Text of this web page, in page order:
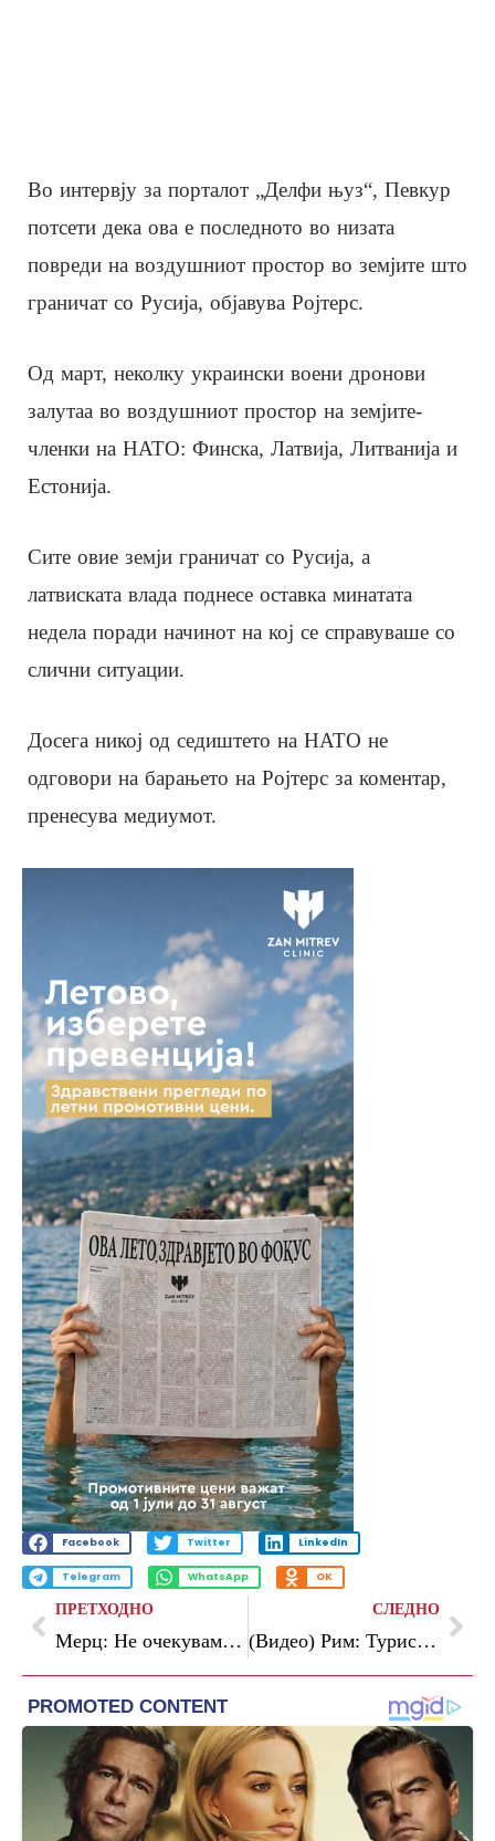
Во интервју за порталот „Делфи њуз“, Певкур
потсети дека ова е последното во низата
повреди на воздушниот простор во земјите што
граничат со Русија, објавува Ројтерс.
Од март, неколку украински воени дронови
залутаа во воздушниот простор на земјите-
членки на НАТО: Финска, Латвија, Литванија и
Естонија.
Сите овие земји граничат со Русија, а
латвиската влада поднесе оставка минатата
недела поради начинот на кој се справуваше со
слични ситуации.
Досега никој од седиштето на НАТО не
одговори на барањето на Ројтерс за коментар,
пренесува медиумот.
Facebook Twitter LinkedIn
Telegram WhatsApp OK
ПРЕТХОДНО
Мерц: Не очекуваме Кина да ѝ го сврти грбот на Русија
СЛЕДНО
(Видео) Рим: Турист скокна во Фонтана ди Треви, Италијанците бесни